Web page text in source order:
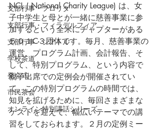
支部行事・フロリダ
支部行事・フィラデルフィア
支部行事・シアトル
学校茶道
発会式
市民茶会
オンライン特別講話シリーズ
NCL ( National Charity League) は、女
子中学生と母とが一緒に慈善事業に参
加するという全米にチャプターがある
５０１C３団体です。毎月、慈善事業の
運営、プログラム計画、会計報告、そ
して、特別プログラム、という内容で
親子出席での定例会が開催されてい
て、この特別プログラムの時間では、
知見を拡げるために、毎回さまざまな
ゲストを迎えて、幅広いテーマでの講
習をしておられます。２月の定例ミー